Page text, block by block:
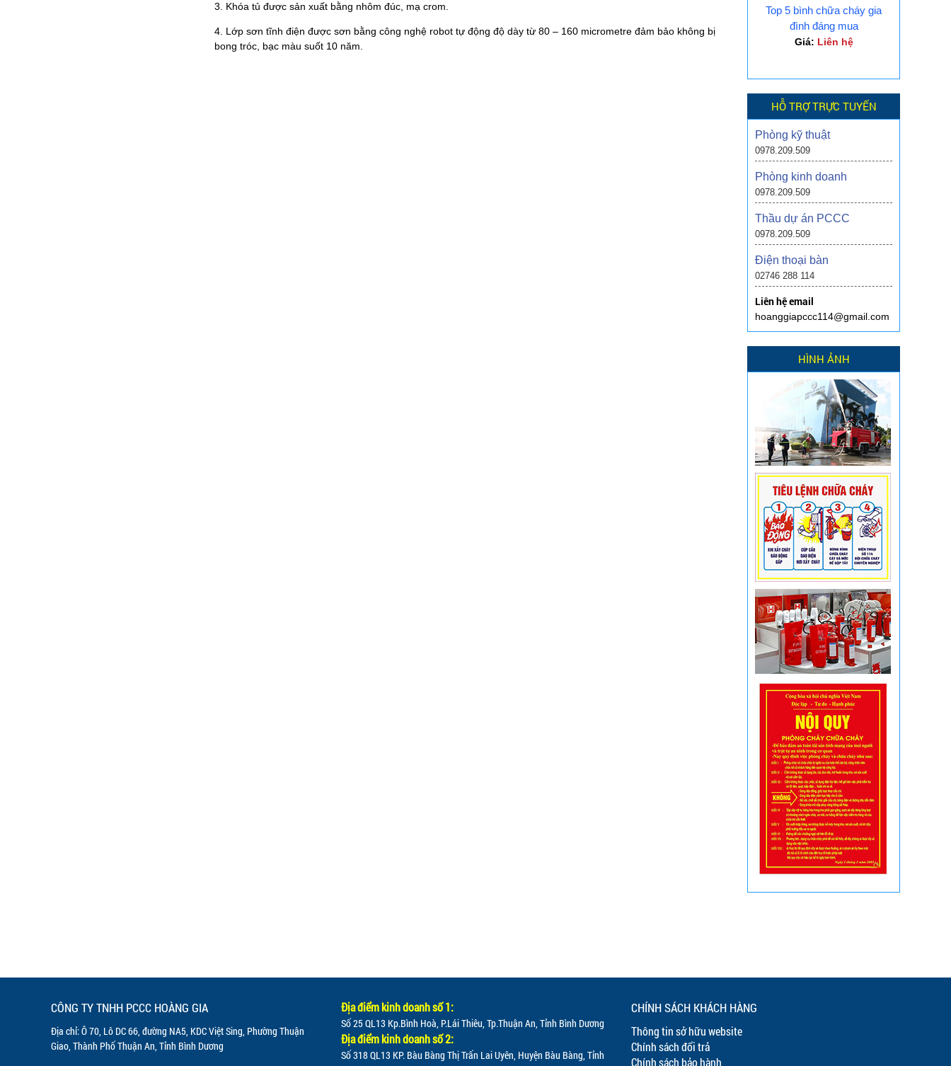
3. Khóa tủ được sản xuất bằng nhôm đúc, mạ crom.
4. Lớp sơn tĩnh điện được sơn bằng công nghệ robot tự động độ dày từ 80 – 160 micrometre đảm bảo không bị
bong tróc, bạc màu suốt 10 năm.
Top 5 bình chữa cháy gia
đình đáng mua
Giá: Liên hệ
HỖ TRỢ TRỰC TUYẾN
Phòng kỹ thuật
0978.209.509
Phòng kinh doanh
0978.209.509
Thầu dự án PCCC
0978.209.509
Điện thoại bàn
02746 288 114
Liên hệ email
hoanggiapccc114@gmail.com
HÌNH ẢNH
CÔNG TY TNHH PCCC HOÀNG GIA
Địa chỉ: Ô 70, Lô DC 66, đường NA5, KDC Việt Sing, Phường Thuận
Giao, Thành Phố Thuận An, Tỉnh Bình Dương
Địa điểm kinh doanh số 1:
Số 25 QL13 Kp.Bình Hoà, P.Lái Thiêu, Tp.Thuận An, Tỉnh Bình Dương
Địa điểm kinh doanh số 2:
Số 318 QL13 KP. Bàu Bàng Thị Trấn Lai Uyên, Huyện Bàu Bàng, Tỉnh
CHÍNH SÁCH KHÁCH HÀNG
Thông tin sở hữu website
Chính sách đổi trả
Chính sách bảo hành